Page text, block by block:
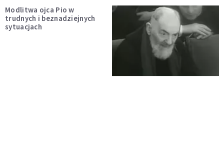
Modlitwa ojca Pio w
trudnych i beznadziejnych
sytuacjach